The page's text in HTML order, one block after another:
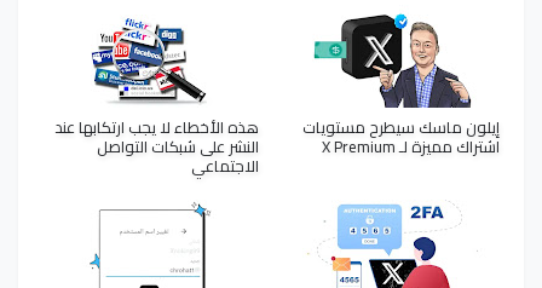
إيلون ماسك سيطرح مستويات
اشتراك مميزة لـ X Premium
هذه الأخطاء لا يجب ارتكابها عند
النشر على شبكات التواصل
الاجتماعي